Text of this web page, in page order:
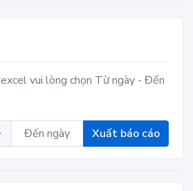
vui lòng chọn Từ ngày - Đến
Xuất báo cáo